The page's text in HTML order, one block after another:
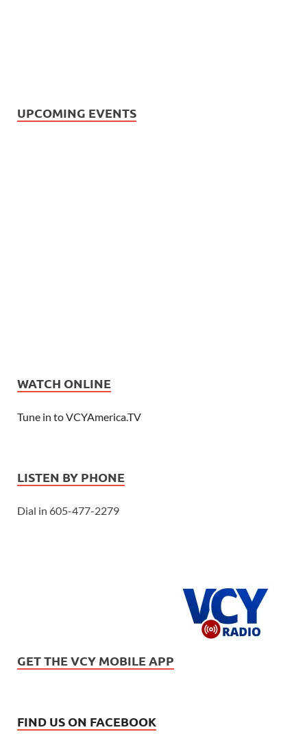
UPCOMING EVENTS
WATCH ONLINE
Tune in to VCYAmerica.TV
LISTEN BY PHONE
Dial in 605-477-2279
GET THE VCY MOBILE APP
FIND US ON FACEBOOK